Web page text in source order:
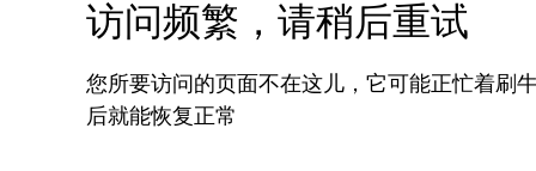
访问频繁，请稍后重试
您所要访问的页面不在这儿，它可能正忙着刷
后就能恢复正常